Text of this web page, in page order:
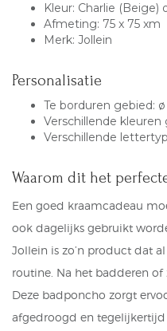
Kleur: Charlie (Beige)
Afmeting: 75 x 75 xm
Merk: Jollein
Personalisatie
Te borduren gebied: ø
Verschillende kleuren
Verschillende
Waarom dit het
Een goed kraamcadeau
ook dagelijks gebruikt
Jollein is zo’n product dat
routine. Na het badderen of
Deze badponcho zorgt
afgedroogd en